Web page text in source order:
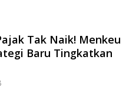
Tak Naik! Menkeu
Baru Tingkatkan